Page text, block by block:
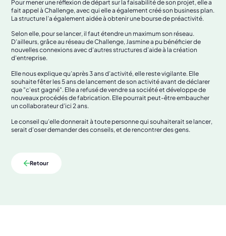
Pour mener une réflexion de départ sur la faisabilité de son projet, elle a
fait appel à Challenge, avec qui elle a également créé son business plan.
La structure l’a également aidée à obtenir une bourse de préactivité.
Selon elle, pour se lancer, il faut étendre un maximum son réseau.
D’ailleurs, grâce au réseau de Challenge, Jasmine a pu bénéficier de
nouvelles connexions avec d’autres structures d’aide à la création
d’entreprise.
Elle nous explique qu’après 3 ans d’activité, elle reste vigilante. Elle
souhaite fêter les 5 ans de lancement de son activité avant de déclarer
que "c’est gagné". Elle a refusé de vendre sa société et développe de
nouveaux procédés de fabrication. Elle pourrait peut-être embaucher
un collaborateur d’ici 2 ans.
Le conseil qu’elle donnerait à toute personne qui souhaiterait se lancer,
serait d’oser demander des conseils, et de rencontrer des gens.
Retour